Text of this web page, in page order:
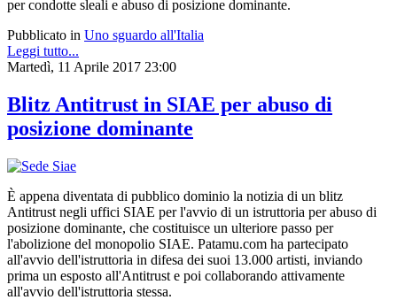
per condotte sleali e abuso di posizione dominante.
Pubblicato in Uno sguardo all'Italia
Leggi tutto...
Martedì, 11 Aprile 2017 23:00
Blitz Antitrust in SIAE per abuso di
posizione dominante
È appena diventata di pubblico dominio la notizia di un blitz
Antitrust negli uffici SIAE per l'avvio di un istruttoria per abuso di
posizione dominante, che costituisce un ulteriore passo per
l'abolizione del monopolio SIAE. Patamu.com ha partecipato
all'avvio dell'istruttoria in difesa dei suoi 13.000 artisti, inviando
prima un esposto all'Antitrust e poi collaborando attivamente
all'avvio dell'istruttoria stessa.